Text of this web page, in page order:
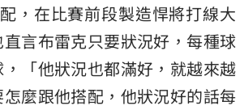
，在比賽前段製造悍將打線大
言布雷克只要狀況好，每種球
「他狀況也都滿好，就越來越
麼跟他搭配，他狀況好的話每